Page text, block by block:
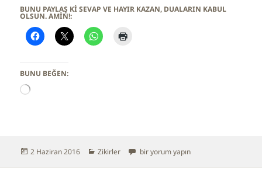
BUNU PAYLAŞ KI SEVAP VE HAYIR KAZAN, DUALARIN KABUL
OLSUN. AMİN!:
BUNU BEĞEN:
i
y
Yayın
2 Haziran 2016 Kategoriler
Zikirler Her Derde Deva Zikir için
bir yorum yapın